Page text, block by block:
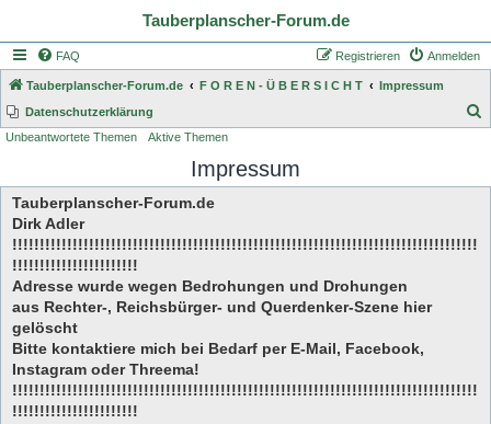
Tauberplanscher-Forum.de
FAQ Anmelden
Registrieren
Tauberplanscher-Forum.de F O R E N - Ü B E R S I C H T
Impressum
Datenschutzerklärung
h
Unbeantwortete Themen Aktive Themen
Impressum
Tauberplanscher-Forum.de
Dirk Adler
!!!!!!!!!!!!!!!!!!!!!!!!!!!!!!!!!!!!!!!!!!!!!!!!!!!!!!!!!!!!!!!!!!!!!!!!!!!!!!!!!!!!!
!!!!!!!!!!!!!!!!!!!!!!!
Adresse wurde wegen Bedrohungen und Drohungen
aus Rechter-, Reichsbürger- und Querdenker-Szene hier
gelöscht
Bitte kontaktiere mich bei Bedarf per E-Mail, Facebook,
Instagram oder Threema!
!!!!!!!!!!!!!!!!!!!!!!!!!!!!!!!!!!!!!!!!!!!!!!!!!!!!!!!!!!!!!!!!!!!!!!!!!!!!!!!!!!!!!
!!!!!!!!!!!!!!!!!!!!!!!